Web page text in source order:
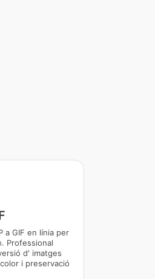
a GIF en línia per
Professional
d' imatges
i preservació